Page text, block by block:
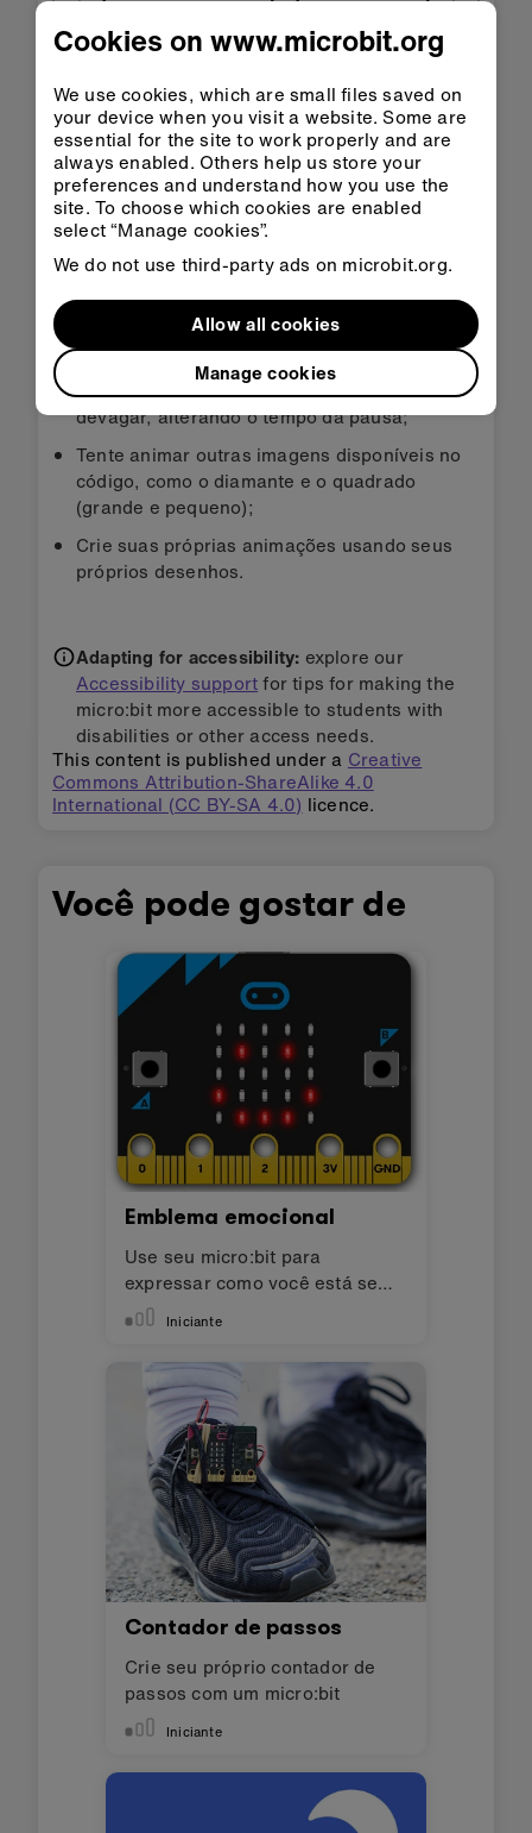
Terceiro passo: vamos
deixar o código ainda
melhor
Faça o coração bater mais rápido ou mais
devagar, alterando o tempo da pausa;
Tente animar outras imagens disponíveis no
código, como o diamante e o quadrado
(grande e pequeno);
Crie suas próprias animações usando seus
próprios desenhos.
Adapting for accessibility: explore our
Accessibility supportfor tips for making the
micro:bit more accessible to students with
disabilities or other access needs.
This content is published under a Creative
Commons Attribution-ShareAlike 4.0
International (CC BY-SA 4.0) licence.
Você pode gostar de
Emblema emocional
Use seu micro:bit para
expressar como você está se
sentindoIniciante
Contador de passos
Crie seu próprio contador de
passos com um micro:bit
Iniciante
Cookies on www.microbit.org
We use cookies, which are small files saved on
your device when you visit a website. Some are
essential for the site to work properly and are
always enabled. Others help us store your
preferences and understand how you use the
site. To choose which cookies are enabled
select “Manage cookies”.
We do not use third-party ads on microbit.org.
Manage cookies
Allow all cookies